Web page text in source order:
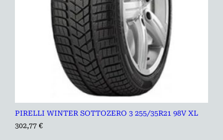
PIRELLI WINTER SOTTOZERO 3 255/35R21 98V XL
302,77 €